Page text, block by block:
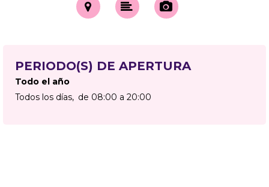
PERIODO(S) DE APERTURA
Todo el año
Todos los días
de 08:00 a 20:00